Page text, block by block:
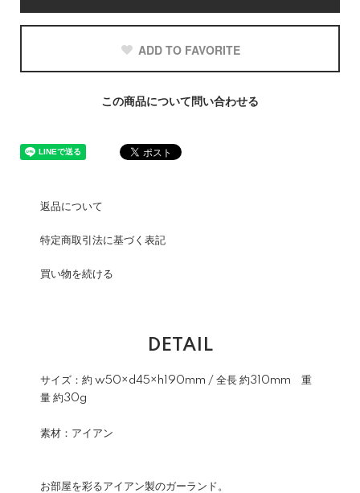
ADD TO FAVORITE
この商品について問い合わせる
返品について
特定商取引法に基づく表記
買い物を続ける
DETAIL
サイズ：約 w50×d45×h190mm / 全長 約310mm 重
量 約30g
素材：アイアン
お部屋を彩るアイアン製のガーランド。